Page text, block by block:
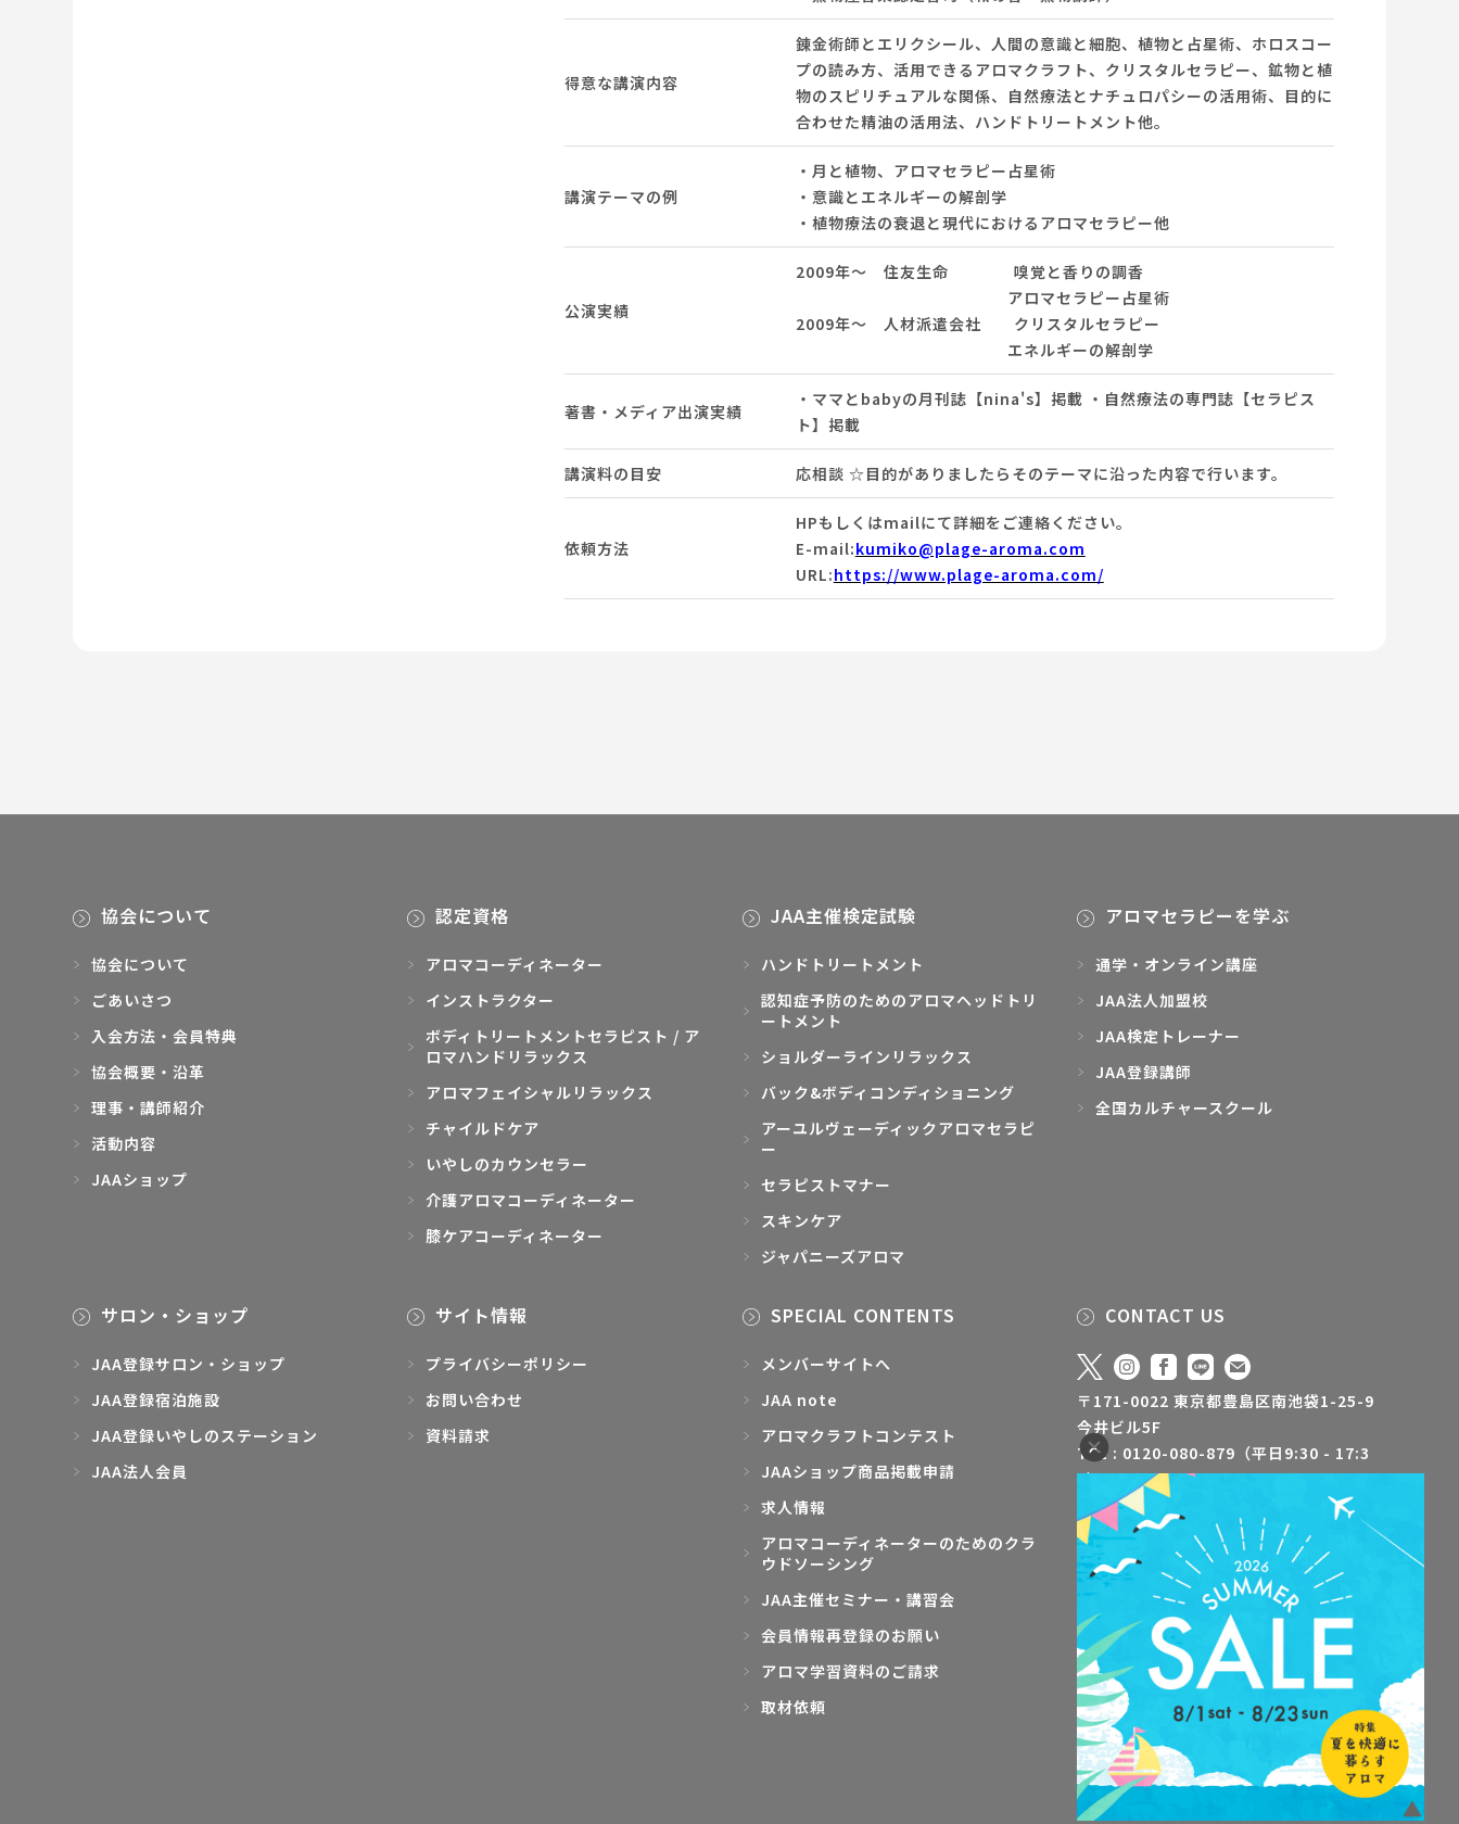
得意な講演内容
錬金術師とエリクシール、人間の意識と細胞、植物と占星術、ホロスコー
プの読み方、活用できるアロマクラフト、クリスタルセラピー、鉱物と植
物のスピリチュアルな関係、自然療法とナチュロパシーの活用術、目的に
合わせた精油の活用法、ハンドトリートメント他。
講演テーマの例
・月と植物、アロマセラピー占星術
・意識とエネルギーの解剖学
・植物療法の衰退と現代におけるアロマセラピー他
公演実績
2009年～ 住友生命 嗅覚と香りの調香
アロマセラピー占星術
2009年～ 人材派遣会社 クリスタルセラピー
エネルギーの解剖学
著書・メディア出演実績
・ママとbabyの月刊誌【nina's】掲載 ・自然療法の専門誌【セラピス
ト】掲載
講演料の目安 応相談 ☆目的がありましたらそのテーマに沿った内容で行います。
依頼方法
HPもしくはmailにて詳細をご連絡ください。
E-mail:kumiko@plage-aroma.com
URL:https://www.plage-aroma.com/
協会について
協会について
ごあいさつ
入会方法・会員特典
協会概要・沿革
理事・講師紹介
活動内容
JAAショップ
認定資格
アロマコーディネーター
インストラクター
ボディトリートメントセラピスト / ア
ロマハンドリラックス
アロマフェイシャルリラックス
チャイルドケア
いやしのカウンセラー
介護アロマコーディネーター
膝ケアコーディネーター
JAA主催検定試験
ハンドトリートメント
認知症予防のためのアロマヘッドトリ
ートメント
ショルダーラインリラックス
バック&ボディコンディショニング
アーユルヴェーディックアロマセラピ
ー
セラピストマナー
スキンケア
ジャパニーズアロマ
アロマセラピーを学ぶ
通学・オンライン講座
JAA法人加盟校
JAA検定トレーナー
JAA登録講師
全国カルチャースクール
サロン・ショップ
JAA登録サロン・ショップ
JAA登録宿泊施設
JAA登録いやしのステーション
JAA法人会員
サイト情報
プライバシーポリシー
お問い合わせ
資料請求
SPECIAL CONTENTS
メンバーサイトへ
JAA note
アロマクラフトコンテスト
JAAショップ商品掲載申請
求人情報
アロマコーディネーターのためのクラ
ウドソーシング
JAA主催セミナー・講習会
会員情報再登録のお願い
アロマ学習資料のご請求
取材依頼
CONTACT US
〒171-0022 東京都豊島区南池袋1-25-9
今井ビル5F
TEL : 0120-080-879（平日9:30 - 17:3
0）
FAX : 03-5928-3500
info@jaa-aroma.or.jp